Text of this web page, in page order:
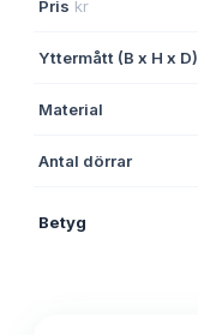
Pris kr
Yttermått (B x H x D)
Material
Antal dörrar
Betyg